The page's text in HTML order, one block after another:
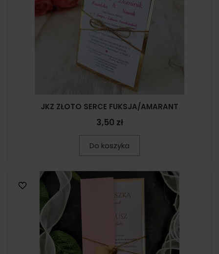
JKZ ZŁOTO SERCE FUKSJA/AMARANT
3,50 zł
Do koszyka